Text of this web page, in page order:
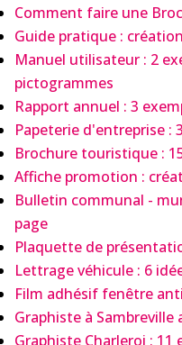
Comment faire une
Guide pratique :
Manuel utilisateur : 2
pictogrammes
Rapport annuel : 3
Papeterie d'entreprise :
Brochure touristique :
Affiche promotion :
Bulletin communal -
page
Plaquette de
Lettrage véhicule : 6
Film adhésif fenêtre
Graphiste à Sambreville
Graphiste Charleroi : 11